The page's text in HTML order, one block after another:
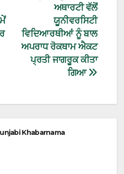
ਅਥਾਰਟੀ ਵੱਲੋਂ
ਯੂਨੀਵਰਸਿਟੀ
ਵਿਦਿਆਰਥੀਆਂ ਨੂੰ ਬਾਲ
ਅਪਰਾਧ ਰੋਕਥਾਮ ਐਕਟ
ਪ੍ਰਤੀ ਜਾਗਰੂਕ ਕੀਤਾ
ਗਿਆ
Khabarnama